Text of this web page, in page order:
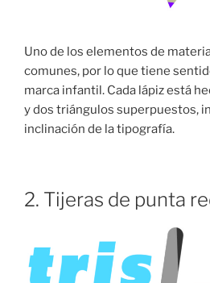
Uno de los elementos de
comunes, por lo que tiene
marca infantil. Cada lápiz está
y dos triángulos superpuestos,
inclinación de la tipografía.
2. Tijeras de punta